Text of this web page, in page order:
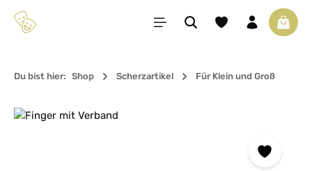
Zum Hauptinhalt springen Du hast 0 Produkte
Du bist hier: Shop Scherzartikel Für Klein und Groß
Bildergalerie überspringen